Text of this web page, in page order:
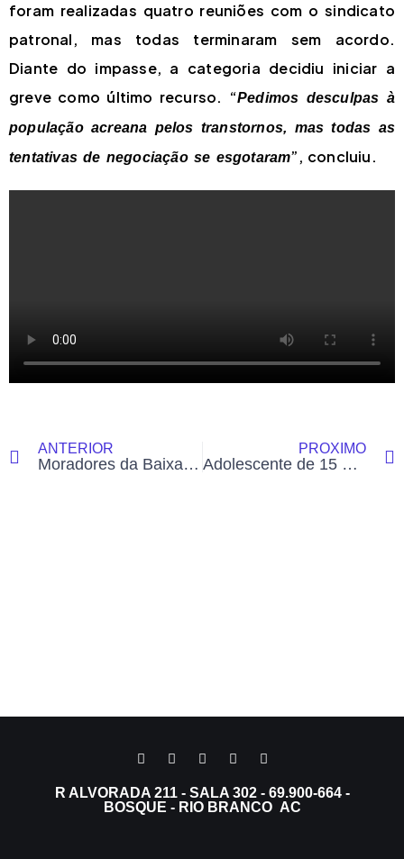
foram realizadas quatro reuniões com o sindicato
patronal, mas todas terminaram sem acordo.
Diante do impasse, a categoria decidiu iniciar a
greve como último recurso. “Pedimos desculpas à
população acreana pelos transtornos, mas todas as
tentativas de negociação se esgotaram”, concluiu.
ANTERIOR
Moradores da Baixada da Sobral pedem que Centro POP não seja transferido para a comunidade local
PRÓXIMO
Adolescente de 15 anos que havia desaparecido no Rio Acre em Brasiléia é encontrado sem vida por bombeiros
R ALVORADA 211 - SALA 302 - 69.900-664 -
BOSQUE - RIO BRANCO AC